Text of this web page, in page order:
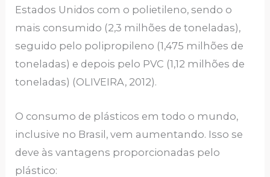
Estados Unidos com o polietileno, sendo o
mais consumido (2,3 milhões de toneladas),
seguido pelo polipropileno (1,475 milhões de
toneladas) e depois pelo PVC (1,12 milhões de
toneladas) (OLIVEIRA, 2012).
O consumo de plásticos em todo o mundo,
inclusive no Brasil, vem aumentando. Isso se
deve às vantagens proporcionadas pelo
plástico: